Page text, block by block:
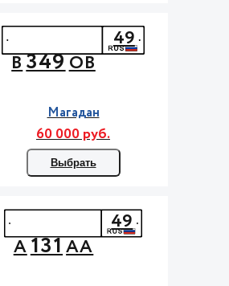
В349ОВ
49
Магадан
60 000 руб.
Выбрать
А131АА
49